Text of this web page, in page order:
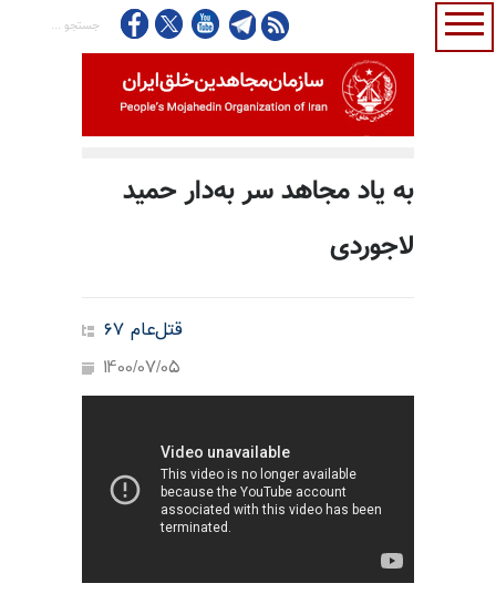
به یاد مجاهد سر به‌دار حمید
لاجوردی
قتل‌عام ۶۷
1400/07/05